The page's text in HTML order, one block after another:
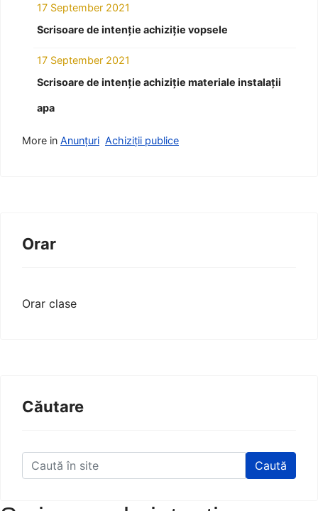
17 September 2021
Scrisoare de intenție achiziție vopsele
17 September 2021
Scrisoare de intenție achiziție materiale instalații
apa
More in Anunțuri Achiziții publice
Orar
Orar clase
Căutare
Caută